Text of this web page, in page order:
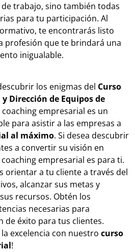
trabajo, sino también todas
para tu participación. Al
te encontrarás listo
profesión que te brindará una
inigualable.
los enigmas del Curso
Dirección de Equipos de
coaching empresarial es un
para asistir a las empresas a
al máximo. Si desea descubrir
a convertir su visión en
empresarial es para ti.
orientar a tu cliente a través del
alcanzar sus metas y
recursos. Obtén los
necesarias para
de éxito para tus clientes.
la excelencia con nuestro curso
!